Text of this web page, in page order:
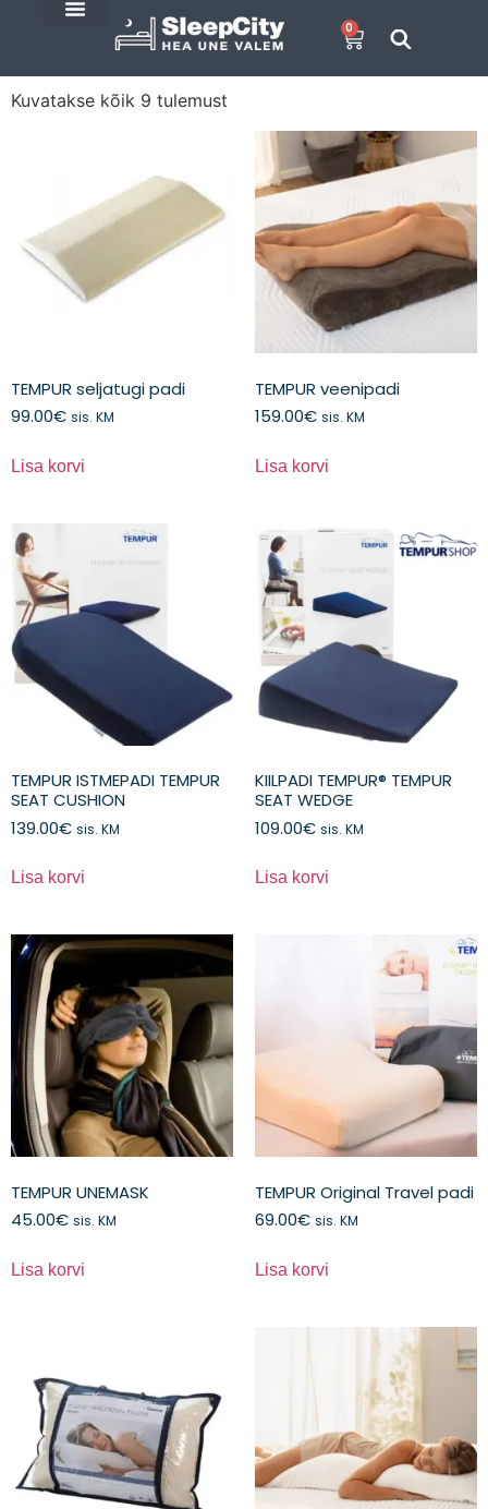
0
Kuvatakse kõik 9 tulemust
TEMPUR seljatugi padi
99.00€ sis. KM
Lisa korvi
TEMPUR veenipadi
159.00€ sis. KM
Lisa korvi
TEMPUR ISTMEPADI TEMPUR
SEAT CUSHION
139.00€ sis. KM
Lisa korvi
KIILPADI TEMPUR® TEMPUR
SEAT WEDGE
109.00€ sis. KM
Lisa korvi
TEMPUR UNEMASK
45.00€ sis. KM
Lisa korvi
TEMPUR Original Travel padi
69.00€ sis. KM
Lisa korvi